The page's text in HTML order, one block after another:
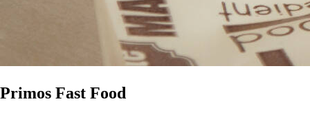
Primos Fast Food